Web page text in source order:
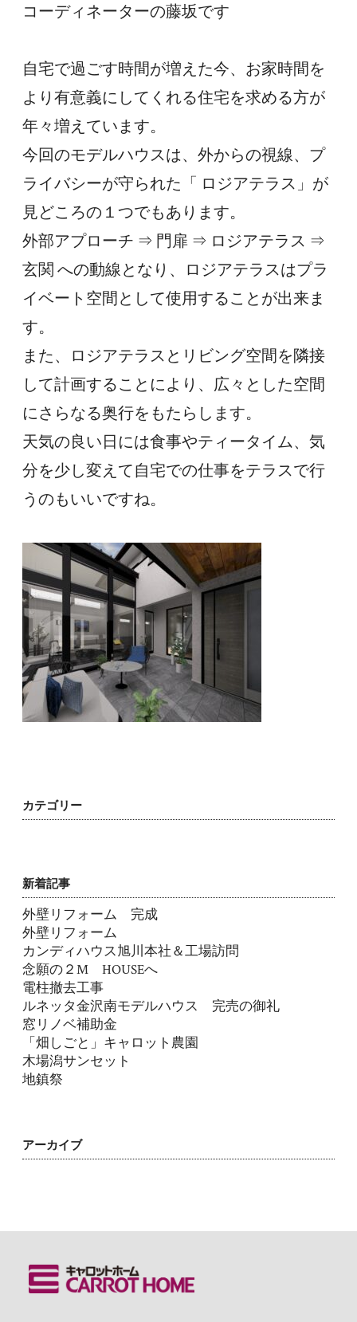
コーディネーターの藤坂です
自宅で過ごす時間が増えた今、お家時間を
より有意義にしてくれる住宅を求める方が
年々増えています。
今回のモデルハウスは、外からの視線、プ
ライバシーが守られた「 ロジアテラス」が
見どころの１つでもあります。
外部アプローチ ⇒ 門扉 ⇒ ロジアテラス ⇒
玄関 への動線となり、ロジアテラスはプラ
イベート空間として使用することが出来ま
す。
また、ロジアテラスとリビング空間を隣接
して計画することにより、広々とした空間
にさらなる奥行をもたらします。
天気の良い日には食事やティータイム、気
分を少し変えて自宅での仕事をテラスで行
うのもいいですね。
カテゴリー
新着記事
外壁リフォーム 完成
外壁リフォーム
カンディハウス旭川本社＆工場訪問
念願の２M HOUSEへ
電柱撤去工事
ルネッタ金沢南モデルハウス 完売の御礼
窓リノベ補助金
「畑しごと」キャロット農園
木場潟サンセット
地鎮祭
アーカイブ